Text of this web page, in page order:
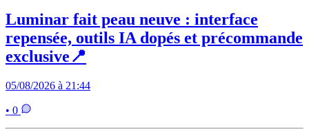
Luminar fait peau neuve : interface
repensée, outils IA dopés et précommande
exclusive📍
05/08/2026 à 21:44
• 0